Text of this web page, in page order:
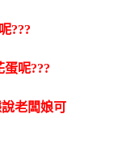
???
呢???
老闆娘可